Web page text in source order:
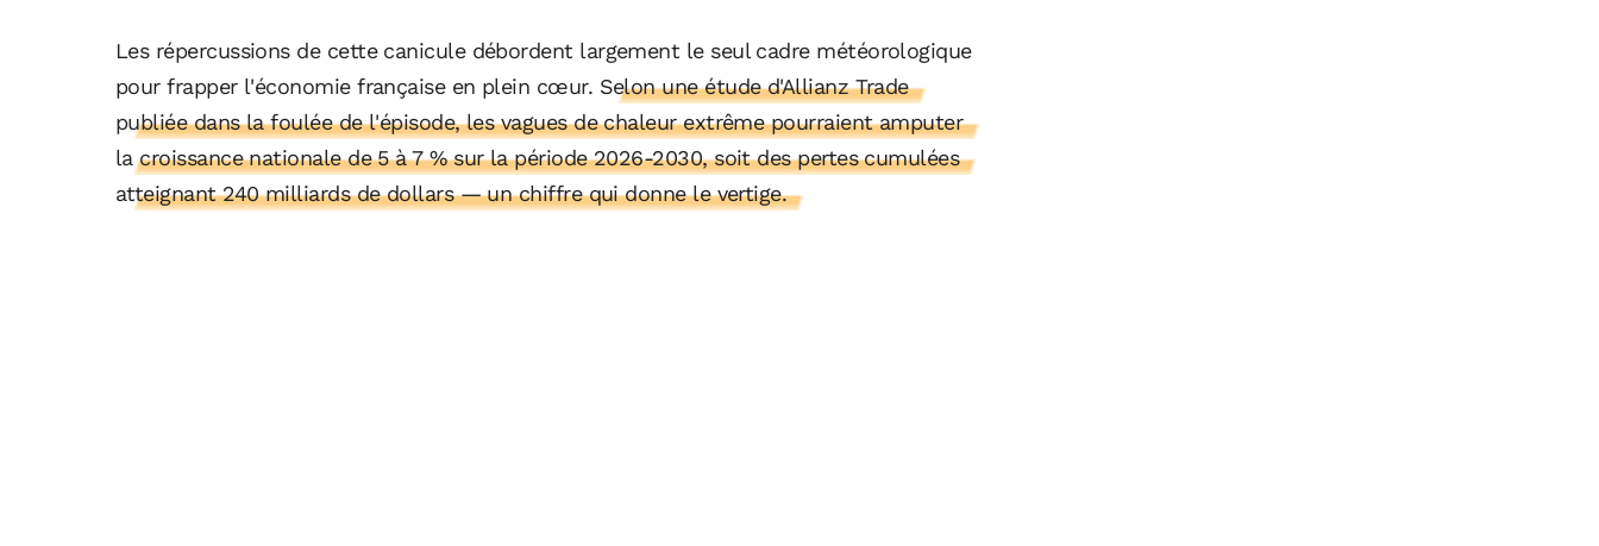
Les répercussions de cette canicule débordent largement le seul cadre météorologique
pour frapper l'économie française en plein cœur. Selon une étude d'Allianz Trade
publiée dans la foulée de l'épisode, les vagues de chaleur extrême pourraient amputer
la croissance nationale de 5 à 7 % sur la période 2026-2030, soit des pertes cumulées
atteignant 240 milliards de dollars — un chiffre qui donne le vertige.